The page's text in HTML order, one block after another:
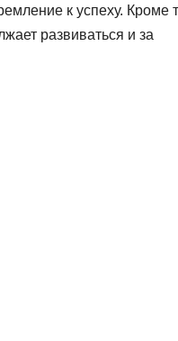
к успеху. Кроме
развиваться и за